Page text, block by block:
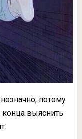
потому
выяснить